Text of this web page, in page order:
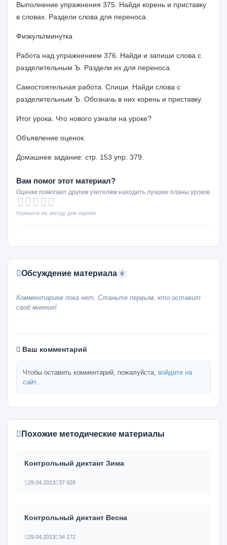
Выполнение упражнения 375. Найди корень и приставку
в словах. Раздели слова для переноса.
Физкультминутка
Работа над упражнением 376. Найди и запиши слова с
разделительным Ъ. Раздели их для переноса.
Самостоятельная работа. Спиши. Найди слова с
разделительным Ъ. Обозначь в них корень и приставку.
Итог урока: Что нового узнали на уроке?
Объявление оценок.
Домашнее задание: стр. 153 упр. 379.
Вам помог этот материал?
Оценки помогают другим учителям находить лучшие планы уроков
Нажмите на звезду для оценки
Обсуждение материала 0
Комментариев пока нет. Станьте первым, кто оставит
своё мнение!
Ваш комментарий
Чтобы оставить комментарий, пожалуйста, войдите на
сайт.
Похожие методические материалы
Контрольный диктант Зима
29.04.2013 37 028
Контрольный диктант Весна
29.04.2013 34 172